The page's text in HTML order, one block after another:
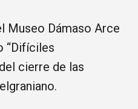
Museo Dámaso Arce
“Difíciles
cierre de las